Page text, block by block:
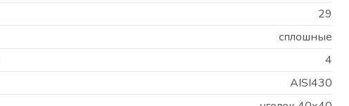
29
сплошные
4
AISI430